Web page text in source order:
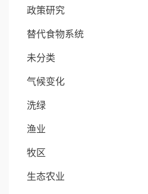
政策研究
替代食物系统
未分类
气候变化
洗绿
渔业
牧区
生态农业